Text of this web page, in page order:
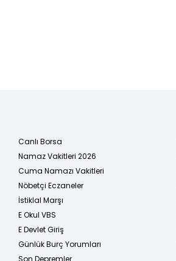
Canlı Borsa
Namaz Vakitleri 2026
Cuma Namazı Vakitleri
Nöbetçi Eczaneler
İstiklal Marşı
E Okul VBS
E Devlet Giriş
Günlük Burç Yorumları
Son Depremler